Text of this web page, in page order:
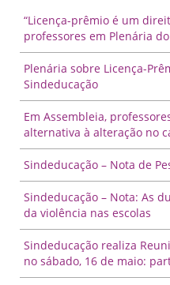
“Licença-prêmio é um
professores em Plenária
Plenária sobre Licença-
Sindeducação
Em Assembleia,
alternativa à alteração no
Sindeducação – Nota de
Sindeducação – Nota: As
da violência nas escolas
Sindeducação realiza
no sábado, 16 de maio: